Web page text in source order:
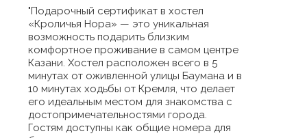
"Подарочный сертификат в хостел
«Кроличья Нора» — это уникальная
возможность подарить близким
комфортное проживание в самом центре
Казани. Хостел расположен всего в 5
минутах от оживленной улицы Баумана и в
10 минутах ходьбы от Кремля, что делает
его идеальным местом для знакомства с
достопримечательностями города.
Гостям доступны как общие номера для